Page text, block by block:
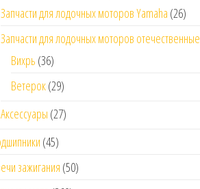
Запчасти для лодочных моторов Yamaha (26)
Запчасти для лодочных моторов отечественные
Вихрь (36)
Ветерок(29)
Аксессуары (27)
(45)
зажигания (50)